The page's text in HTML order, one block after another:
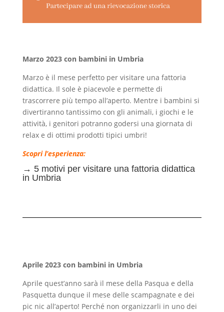
Marzo 2023 con bambini in Umbria
Marzo è il mese perfetto per visitare una fattoria
didattica. Il sole è piacevole e permette di
trascorrere più tempo all’aperto. Mentre i bambini si
divertiranno tantissimo con gli animali, i giochi e le
attività, i genitori potranno godersi una giornata di
relax e di ottimi prodotti tipici umbri!
Scopri l’esperienza:
→ 5 motivi per visitare una fattoria didattica
in Umbria
Aprile 2023 con bambini in Umbria
Aprile quest’anno sarà il mese della Pasqua e della
Pasquetta dunque il mese delle scampagnate e dei
pic nic all’aperto! Perché non organizzarli in uno dei